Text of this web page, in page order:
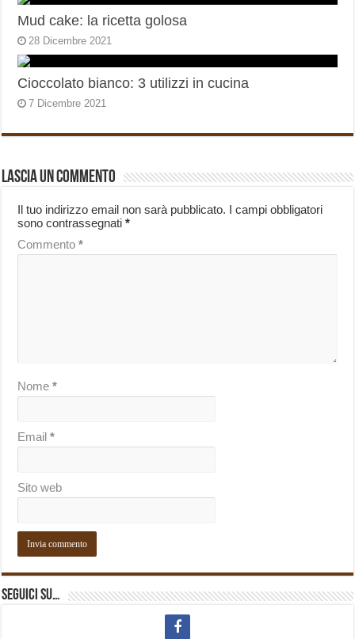
Mud cake: la ricetta golosa
28 Dicembre 2021
Cioccolato bianco: 3 utilizzi in cucina
7 Dicembre 2021
Lascia un commento
Il tuo indirizzo email non sarà pubblicato. I campi obbligatori
sono contrassegnati*
Commento*
Nome*
Email*
Sito web
Seguici su…